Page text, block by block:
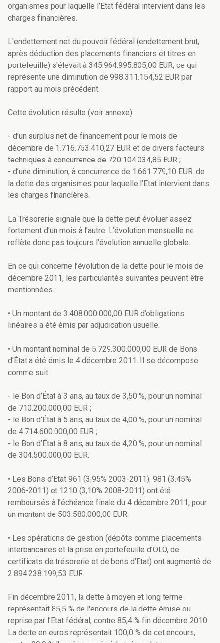
organismes pour laquelle l’Etat fédéral intervient dans les
charges financières.
L'endettement net du pouvoir fédéral (endettement brut,
après déduction des placements financiers et titres en
portefeuille) s'élevait à 345.964.995.805,00 EUR, ce qui
représente une diminution de 998.311.154,52 EUR par
rapport au mois précédent.
Cette évolution résulte (voir annexe) :
- d’un surplus net de financement pour le mois de
décembre de 1.716.753.410,27 EUR et de divers facteurs
techniques à concurrence de 720.104.034,85 EUR ;
- d’une diminution, à concurrence de 1.661.779,10 EUR, de
la dette des organismes pour laquelle l’Etat intervient dans
les charges financières.
La Trésorerie signale que la dette peut évoluer assez
fortement d’un mois à l’autre. L’évolution mensuelle ne
reflète donc pas toujours l’évolution annuelle globale.
En ce qui concerne l’évolution de la dette pour le mois de
décembre 2011, les particularités suivantes peuvent être
mentionnées :
• Un montant de 3.408.000.000,00 EUR d’obligations
linéaires a été émis par adjudication usuelle.
• Un montant nominal de 5.729.300.000,00 EUR de Bons
d’État a été émis le 4 décembre 2011. Il se décompose
comme suit :
- le Bon d’État à 3 ans, au taux de 3,50 %, pour un nominal
de 710.200.000,00 EUR ;
- le Bon d’État à 5 ans, au taux de 4,00 %, pour un nominal
de 4.714.600.000,00 EUR ;
- le Bon d’État à 8 ans, au taux de 4,20 %, pour un nominal
de 304.500.000,00 EUR.
• Les Bons d’Etat 961 (3,95% 2003-2011), 981 (3,45%
2006-2011) et 1210 (3,10% 2008-2011) ont été
remboursés à l’échéance finale du 4 décembre 2011, pour
un montant de 503.580.000,00 EUR.
• Les opérations de gestion (dépôts comme placements
interbancaires et la prise en portefeuille d’OLO, de
certificats de trésorerie et de bons d’Etat) ont augmenté de
2.894.238.199,53 EUR.
Fin décembre 2011, la dette à moyen et long terme
représentait 85,5 % de l'encours de la dette émise ou
reprise par l’Etat fédéral, contre 85,4 % fin décembre 2010.
La dette en euros représentait 100,0 % de cet encours,